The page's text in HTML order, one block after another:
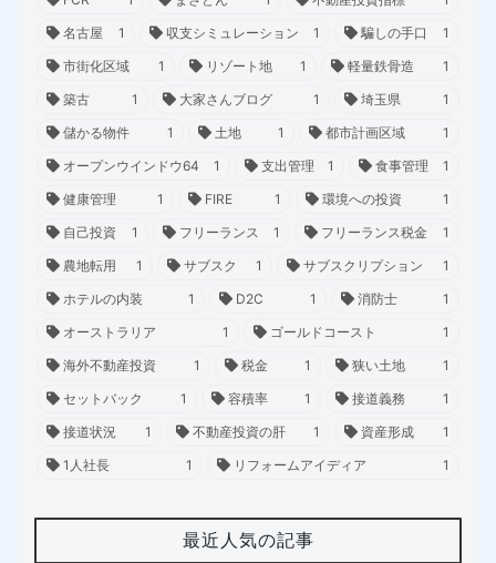
名古屋
1 収支シミュレーション 1 騙しの手口
1
市街化区域
1 リゾート地 1 軽量鉄骨造
1
築古
1 大家さんブログ 1 埼玉県
1
儲かる物件
1 土地 1 都市計画区域
1
オープンウインドウ64
1 支出管理 1 食事管理
1
健康管理
1 FIRE 1 環境への投資
1
自己投資
1 フリーランス 1 フリーランス税金
1
農地転用
1 サブスク 1 サブスクリプション
1
ホテルの内装
1 D2C 1 消防士
1
オーストラリア
1 ゴールドコースト
1
海外不動産投資
1 税金 1 狭い土地
1
セットバック
1 容積率 1 接道義務
1
接道状況
1 不動産投資の肝 1 資産形成
1
1人社長
1 リフォームアイディア 1
最近人気の記事